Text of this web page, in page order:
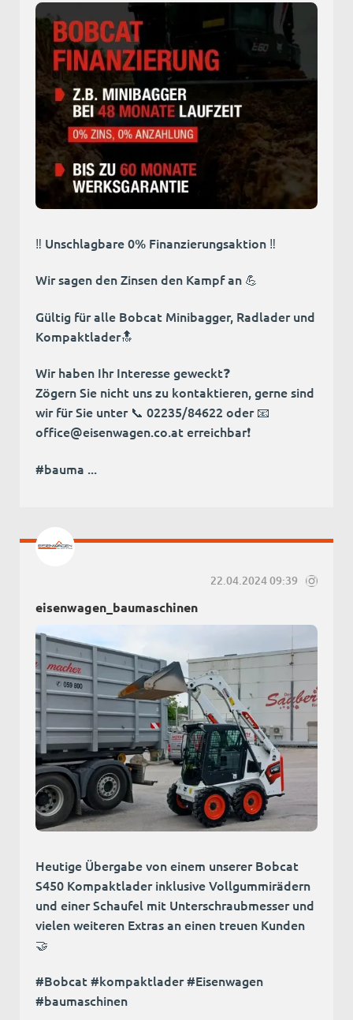
‼️ Unschlagbare 0% Finanzierungsaktion ‼️
Wir sagen den Zinsen den Kampf an 💪
Gültig für alle Bobcat Minibagger, Radlader und
Kompaktlader🔝
Wir haben Ihr Interesse geweckt❓️
Zögern Sie nicht uns zu kontaktieren, gerne sind
wir für Sie unter 📞 02235/84622 oder 📧
office@eisenwagen.co.at erreichbar❗️
#bauma ...
22.04.2024 09:39
eisenwagen_baumaschinen
Heutige Übergabe von einem unserer Bobcat
S450 Kompaktlader inklusive Vollgummirädern
und einer Schaufel mit Unterschraubmesser und
vielen weiteren Extras an einen treuen Kunden
🤝
#Bobcat #kompaktlader #Eisenwagen
#baumaschinen